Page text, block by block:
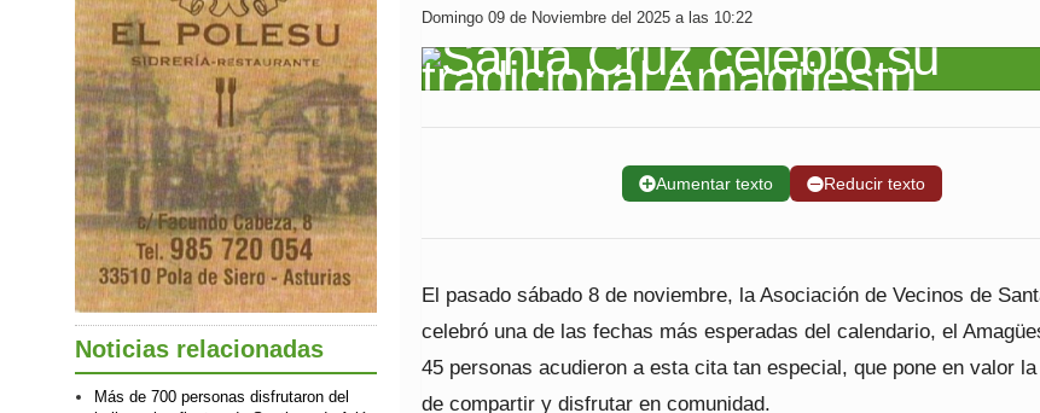
Domingo 09 de Noviembre del 2025 a las 10:22
➕Aumentar texto ➖Reducir texto
El pasado sábado 8 de noviembre, la Asociación de Vecinos de
celebró una de las fechas más esperadas del calendario, el
45 personas acudieron a esta cita tan especial, que pone en valor
de compartir y disfrutar en comunidad.
Noticias relacionadas
Más de 700 personas disfrutaron del